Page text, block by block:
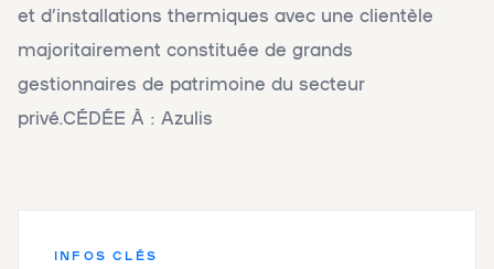
et d’installations thermiques avec une clientèle
majoritairement constituée de grands
gestionnaires de patrimoine du secteur
privé.CÉDÉE À : Azulis
INFOS CLÉS